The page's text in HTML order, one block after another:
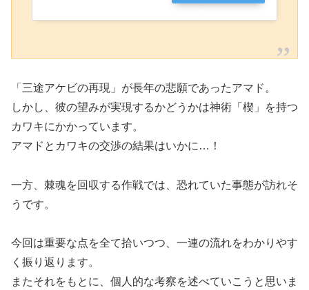
「三途アケビの再現」が長年の悲願であったアマド。
しかし、彼の望みが実現するかどうかは神術「楔」を持つ
カワキにかかっています。
アマドとカワキの交渉の結果はいかに…！
一方、棘魂を回収する作戦では、恐れていた事態が訪れそ
うです。
今回は重要な点を全て拾いつつ、一連の流れをわかりやす
く振り返ります。
またそれをもとに、個人的な考察を述べていこうと思いま